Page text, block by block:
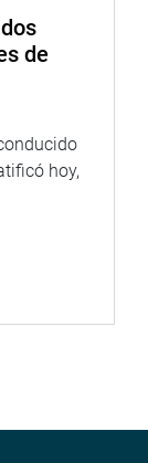
de
hoy,